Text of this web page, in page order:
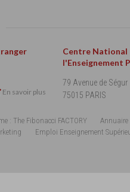
En savoir plus
Centre National
l'Enseignement
79 Avenue de Ségur
75015 PARIS
: The Fibonacci FACTORY
Annuaire
Emploi Enseignement